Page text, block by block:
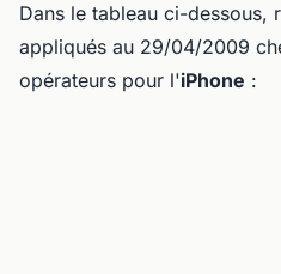
Dans le tableau ci-dessous,
appliqués au 29/04/2009
opérateurs pour l'iPhone :